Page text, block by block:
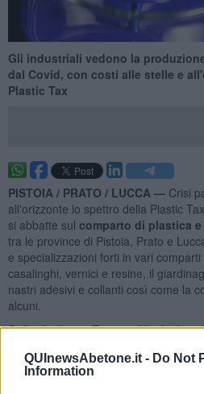
QUInewsAbetone.it - Do Not
Information
Gli industriali vedono la
dal Covid, con costi alle stelle e
Plastic Tax
PISTOIA / PRATO / LUCCA — Crisi
all'orizzonte lo spettro della Plastic
si abbatte sul comparto di plastica
tra le province di Pistoia, Prato e
e specializzazioni forti in vari
casalinghi, vernici e resine, il
nastri adesivi e collanti così come la
alcuni.
E' Confindustria Toscana Nord ad
la produzione industriale di un anno
chiuso in sostanziale pareggio
visto il quarto trimestre dell'anno